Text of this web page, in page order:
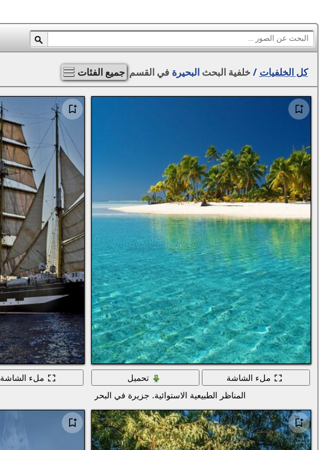
كل الخلفيات /خلفية البحثالبحيرة في القسم جميع الفئات
ملء الشاشة ملء الشاشة
تحميل
المناظر الطبيعية الاستوائية. جزيرة في البحر